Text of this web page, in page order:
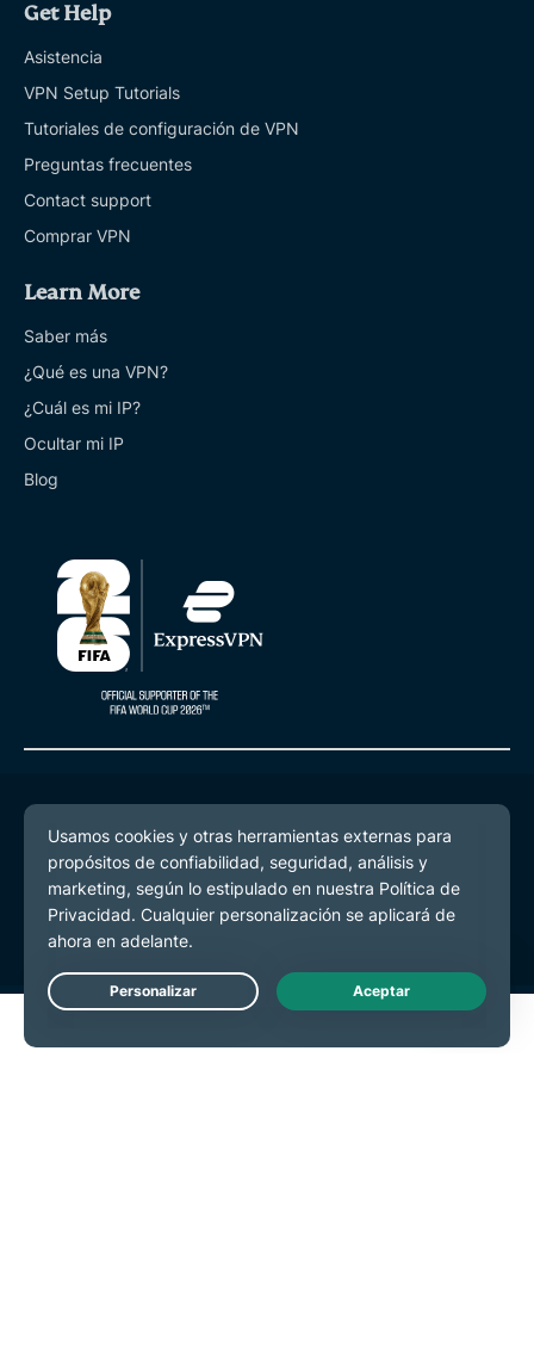
Get Help
Asistencia
VPN Setup Tutorials
Tutoriales de configuración de VPN
Preguntas frecuentes
Contact support
Comprar VPN
Learn More
Saber más
¿Qué es una VPN?
¿Cuál es mi IP?
Ocultar mi IP
Blog
© 2026 ExpressVPN. Todos los derechos reservados.
Política de Privacidad
Términos de Servicio
Preferencias de cookies
Live Chat